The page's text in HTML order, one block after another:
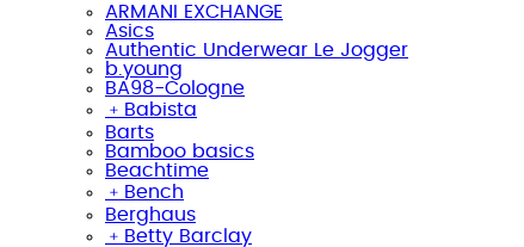
ARMANI EXCHANGE
Asics
Authentic Underwear Le Jogger
b.young
BA98-Cologne
﹢ Babista
Barts
Bamboo basics
Beachtime
﹢ Bench
Berghaus
﹢ Betty Barclay